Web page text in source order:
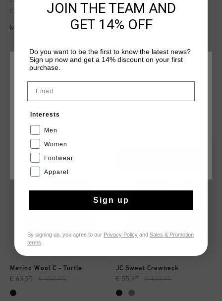
chest. It has ribbed collar, hem and cuffs, and wears as
regular fit. Made from a heavyweight mix of premium cotton
and wool. Composition: 80% cotton, 20% wool.
Más información
QUIZÁ TU GUSTA ESTO
Merino Wool C - Turtle
€ 63,95 € 159,95
JC Sweat Crewneck
€ 55,95 € 139,95
ELIGE TU UBICACIÓN Y TU IDIOMA
CANCEL
JOIN THE TEAM AND
GET 14% OFF
Do you want to be the first to know the latest news?
Sign up now and get a 14% discount on your first
purchase.
Email
Interests
Men
Women
Footwear
Apparel
Sign up
By signing up, you agree to our Privacy Policy and Sales & Promotion
terms